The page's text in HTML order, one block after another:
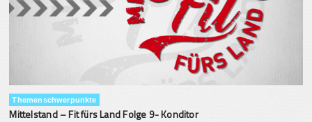
Themenschwerpunkte
Mittelstand – Fit fürs Land Folge 9- Konditor